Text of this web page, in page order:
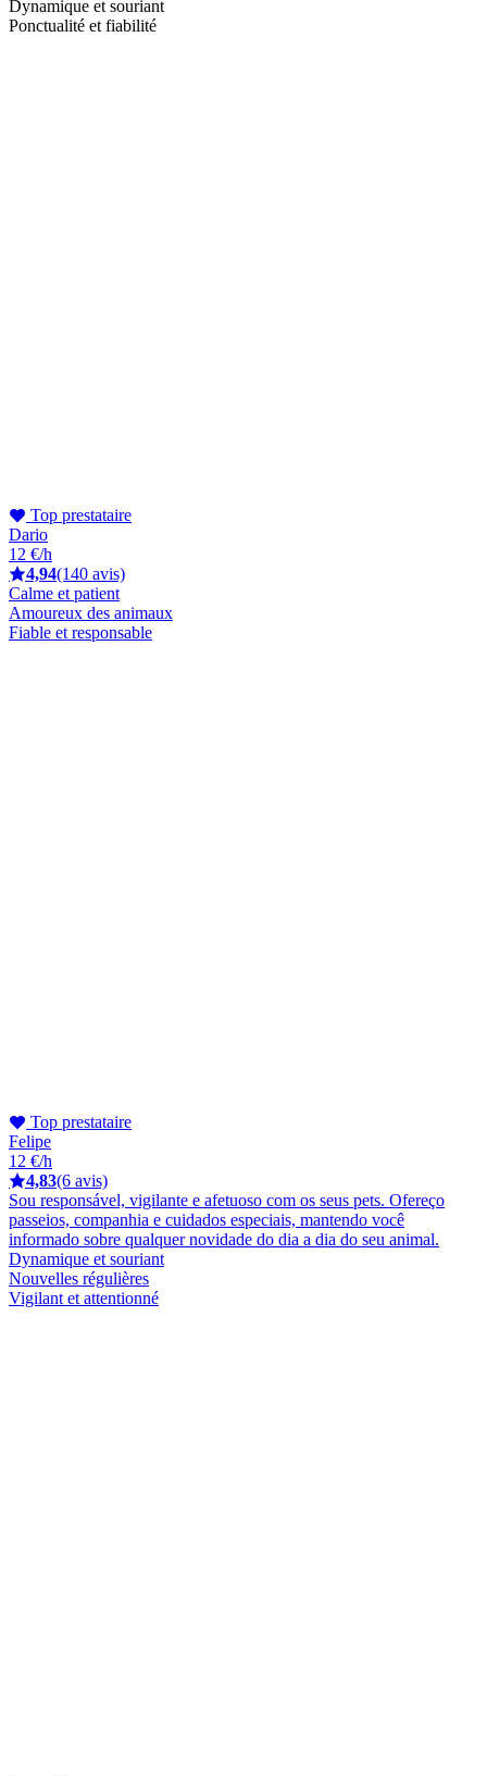
Dynamique et souriant
Ponctualité et fiabilité
Top prestataire
Dario
12 €/h
4,94(140 avis)
Calme et patient
Amoureux des animaux
Fiable et responsable
Top prestataire
Felipe
12 €/h
4,83(6 avis)
Sou responsável, vigilante e afetuoso com os seus pets. Ofereço
passeios, companhia e cuidados especiais, mantendo você
informado sobre qualquer novidade do dia a dia do seu animal.
Dynamique et souriant
Nouvelles régulières
Vigilant et attentionné